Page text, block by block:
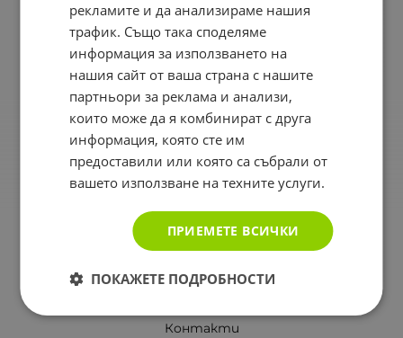
Реклама в drugstore.bg
Доставка и плащане
Общи условия за ползване
Политиката за поверителност
Политика за използване на бисквитки
При възникване на спор, свързан с покупка онлайн,
можете да ползвате сайта ОРС
Вашите права
Отказ от сделка
Контакти
рекламите и да анализираме нашия
трафик. Също така споделяме
информация за използването на
нашия сайт от ваша страна с нашите
партньори за реклама и анализи,
които може да я комбинират с друга
информация, която сте им
предоставили или която са събрали от
вашето използване на техните услуги.
ПРИЕМЕТЕ ВСИЧКИ
ПОКАЖЕТЕ ПОДРОБНОСТИ